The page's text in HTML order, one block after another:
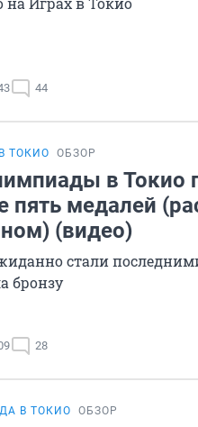
44
ТОКИО ОБЗОР
в Токио
пять медалей
(видео)
стали
бронзу
28
В ТОКИО ОБЗОР